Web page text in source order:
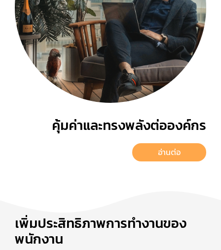
คุ้มค่าและทรงพลังต่อองค์กร
อ่านต่อ
เพิ่มประสิทธิภาพการทำงานของ
พนักงาน